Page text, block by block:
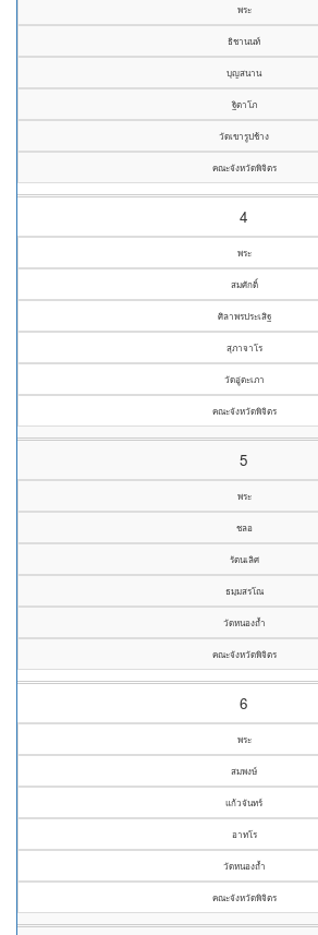
พระ
ธิชานนท์
บุญสนาน
ฐิตาโภ
วัดเขารูปช้าง
คณะจังหวัดพิจิตร
4
พระ
สมศักดิ์
ศิลาพรประเสิฐ
สุภาจาโร
วัดอู่ตะเภา
คณะจังหวัดพิจิตร
5
พระ
ชลอ
รัตนเลิศ
ธมฺมสรโณ
วัดหนองถ้ำ
คณะจังหวัดพิจิตร
6
พระ
สมพงษ์
แก้วจันทร์
อาทโร
วัดหนองถ้ำ
คณะจังหวัดพิจิตร